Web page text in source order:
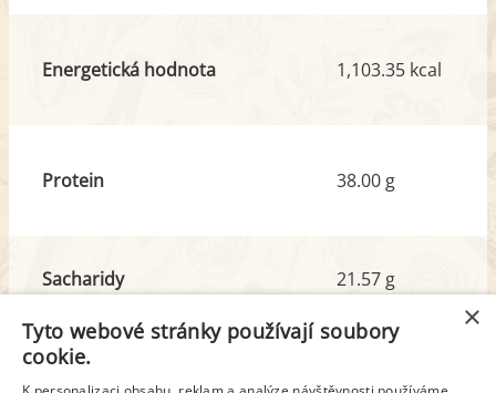
Energetická hodnota 1,103.35 kcal
Protein 38.00 g
Sacharidy
z toho cukr
21.57 g
7.34 g
×
Tyto webové stránky používají soubory
cookie.